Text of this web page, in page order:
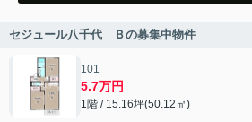
セジュール八千代 Ｂの募集中物件
101
5.7万円
1階 / 15.16坪(50.12㎡)